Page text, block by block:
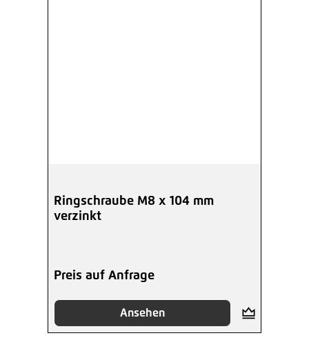
Ringschraube M8 x 104 mm
verzinkt
Preis auf Anfrage
Ansehen